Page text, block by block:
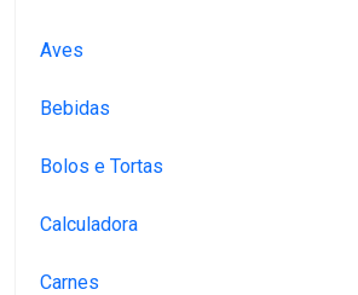
Aves
Bebidas
Bolos e Tortas
Calculadora
Carnes